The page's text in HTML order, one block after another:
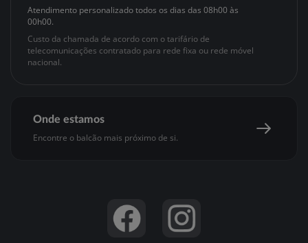
Banco BEM
Acessibilidade
APProva
APPré-pago
Segurança online
Atendimento personalizadotodos os dias das 08h00 às
00h00.
Custo da chamada de acordo com o tarifário de
telecomunicações contratado para rede fixa ou rede móvel
nacional.
Onde estamos
Encontre o balcão mais próximo de si.